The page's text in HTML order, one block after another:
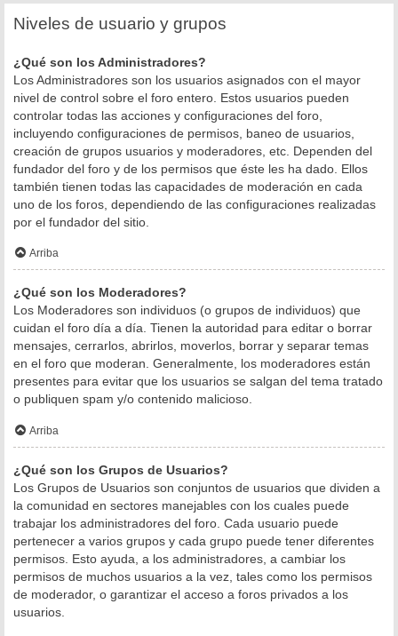
Niveles de usuario y grupos
¿Qué son los Administradores?
Los Administradores son los usuarios asignados con el mayor
nivel de control sobre el foro entero. Estos usuarios pueden
controlar todas las acciones y configuraciones del foro,
incluyendo configuraciones de permisos, baneo de usuarios,
creación de grupos usuarios y moderadores, etc. Dependen del
fundador del foro y de los permisos que éste les ha dado. Ellos
también tienen todas las capacidades de moderación en cada
uno de los foros, dependiendo de las configuraciones realizadas
por el fundador del sitio.
Arriba
¿Qué son los Moderadores?
Los Moderadores son individuos (o grupos de individuos) que
cuidan el foro día a día. Tienen la autoridad para editar o borrar
mensajes, cerrarlos, abrirlos, moverlos, borrar y separar temas
en el foro que moderan. Generalmente, los moderadores están
presentes para evitar que los usuarios se salgan del tema tratado
o publiquen spam y/o contenido malicioso.
Arriba
¿Qué son los Grupos de Usuarios?
Los Grupos de Usuarios son conjuntos de usuarios que dividen a
la comunidad en sectores manejables con los cuales puede
trabajar los administradores del foro. Cada usuario puede
pertenecer a varios grupos y cada grupo puede tener diferentes
permisos. Esto ayuda, a los administradores, a cambiar los
permisos de muchos usuarios a la vez, tales como los permisos
de moderador, o garantizar el acceso a foros privados a los
usuarios.